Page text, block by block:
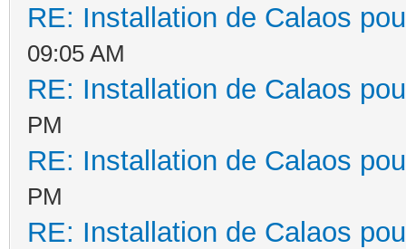
RE: Installation de Calaos
09:05 AM
RE: Installation de Calaos
PM
RE: Installation de Calaos
PM
RE: Installation de Calaos